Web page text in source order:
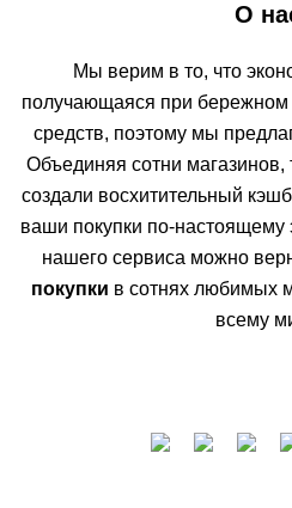
О
Мы верим в то, что
получающаяся при
средств, поэтому мы
Объединяя сотни магазинов,
создали восхитительный
ваши покупки по-
нашего сервиса можно
покупки в сотнях любимых
всему